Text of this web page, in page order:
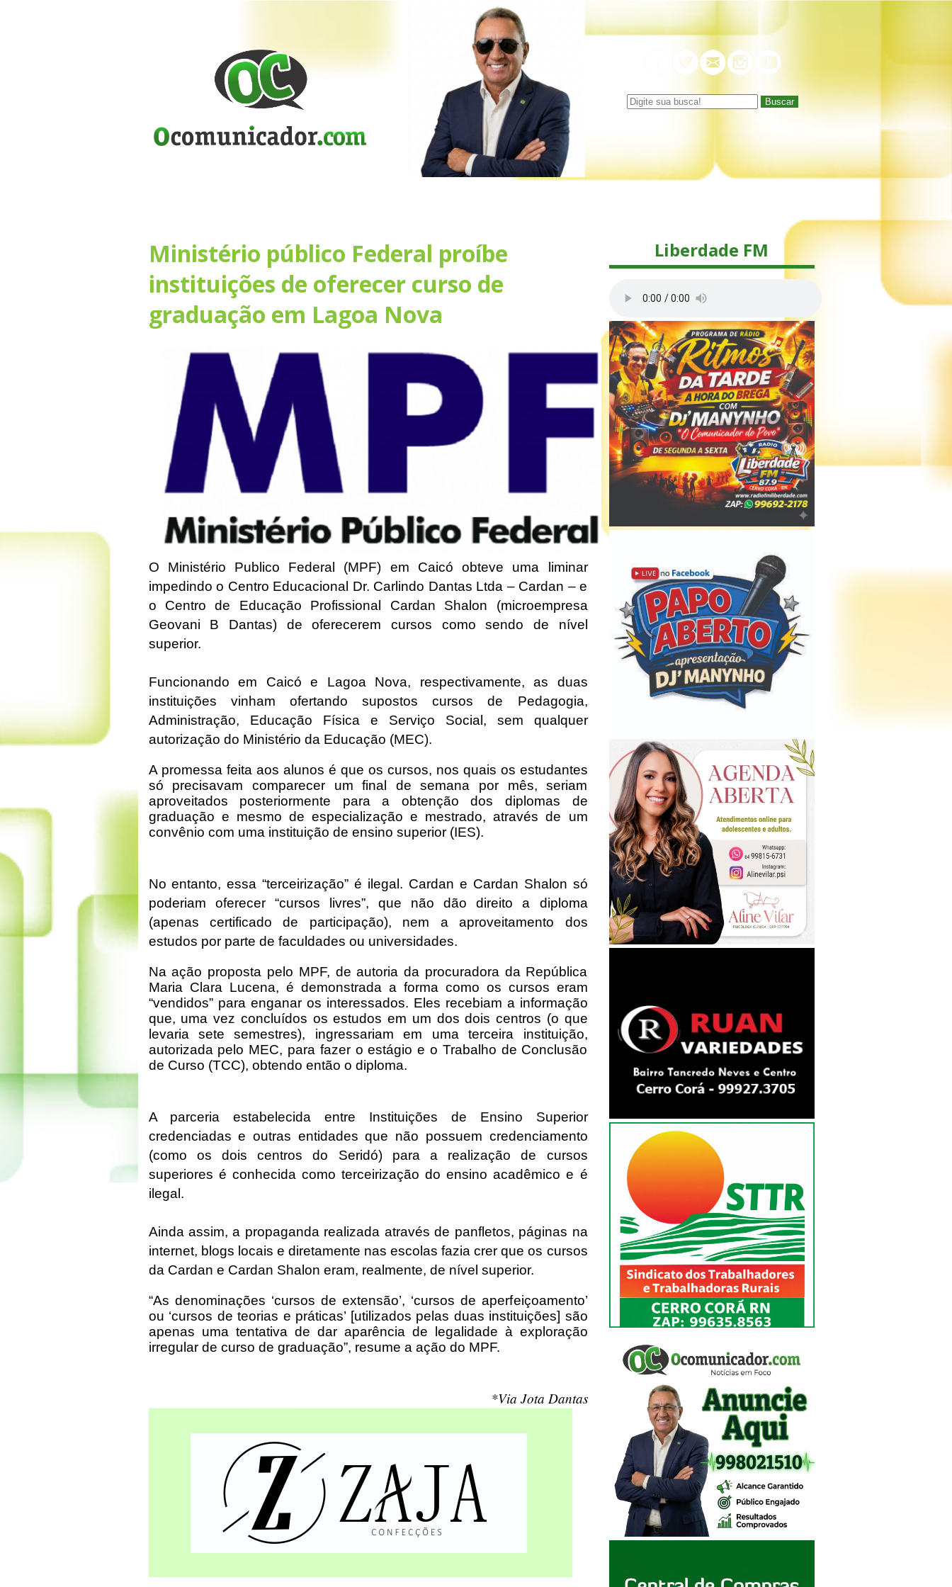
Buscar
Ministério público Federal proíbe
instituições de oferecer curso de
graduação em Lagoa Nova
O Ministério Publico Federal (MPF) em Caicó obteve uma liminar
impedindo o Centro Educacional Dr. Carlindo Dantas Ltda – Cardan – e
o Centro de Educação Profissional Cardan Shalon (microempresa
Geovani B Dantas) de oferecerem cursos como sendo de nível
superior.
Funcionando em Caicó e Lagoa Nova, respectivamente, as duas
instituições vinham ofertando supostos cursos de Pedagogia,
Administração, Educação Física e Serviço Social, sem qualquer
autorização do Ministério da Educação (MEC).
A promessa feita aos alunos é que os cursos, nos quais os estudantes
só precisavam comparecer um final de semana por mês, seriam
aproveitados posteriormente para a obtenção dos diplomas de
graduação e mesmo de especialização e mestrado, através de um
convênio com uma instituição de ensino superior (IES).
No entanto, essa “terceirização” é ilegal. Cardan e Cardan Shalon só
poderiam oferecer “cursos livres”, que não dão direito a diploma
(apenas certificado de participação), nem a aproveitamento dos
estudos por parte de faculdades ou universidades.
Na ação proposta pelo MPF, de autoria da procuradora da República
Maria Clara Lucena, é demonstrada a forma como os cursos eram
“vendidos” para enganar os interessados. Eles recebiam a informação
que, uma vez concluídos os estudos em um dos dois centros (o que
levaria sete semestres), ingressariam em uma terceira instituição,
autorizada pelo MEC, para fazer o estágio e o Trabalho de Conclusão
de Curso (TCC), obtendo então o diploma.
A parceria estabelecida entre Instituições de Ensino Superior
credenciadas e outras entidades que não possuem credenciamento
(como os dois centros do Seridó) para a realização de cursos
superiores é conhecida como terceirização do ensino acadêmico e é
ilegal.
Ainda assim, a propaganda realizada através de panfletos, páginas na
internet, blogs locais e diretamente nas escolas fazia crer que os cursos
da Cardan e Cardan Shalon eram, realmente, de nível superior.
“As denominações ‘cursos de extensão’, ‘cursos de aperfeiçoamento’
ou ‘cursos de teorias e práticas’ [utilizados pelas duas instituições] são
apenas uma tentativa de dar aparência de legalidade à exploração
irregular de curso de graduação”, resume a ação do MPF.
*Via Jota Dantas
Liberdade FM